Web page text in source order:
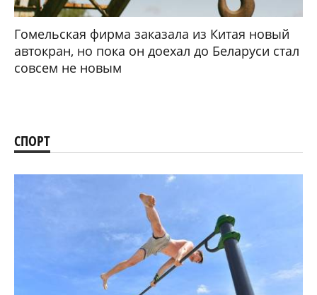
Гомельская фирма заказала из Китая новый
автокран, но пока он доехал до Беларуси стал
совсем не новым
СПОРТ